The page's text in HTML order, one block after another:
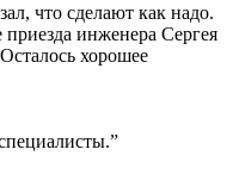
что сделают как надо.
приезда инженера Сергея
хорошее